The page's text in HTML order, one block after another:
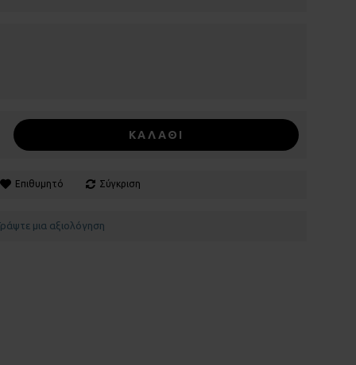
ΚΑΛΆΘΙ
Επιθυμητό Σύγκριση
μια αξιολόγηση